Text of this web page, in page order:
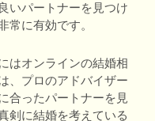
いパートナーを見つけ
常に有効です。
はオンラインの結婚相
、プロのアドバイザー
合ったパートナーを見
剣に結婚を考えている